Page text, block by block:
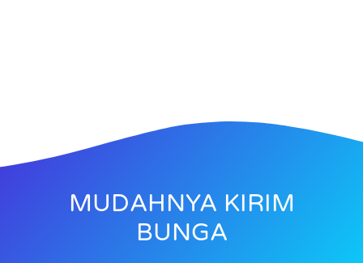
MUDAHNYA KIRIM
BUNGA